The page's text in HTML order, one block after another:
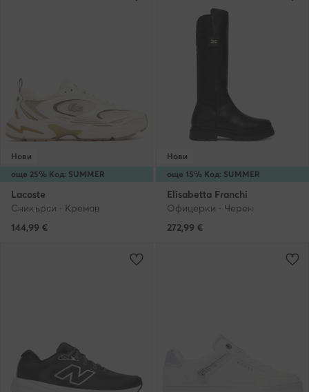
още 25% Код: SUMMER
Нови
Lacoste
Сникърси · Кремав
144,99 €
още 15% Код: SUMMER
Нови
Elisabetta Franchi
Офицерки · Черен
272,99 €